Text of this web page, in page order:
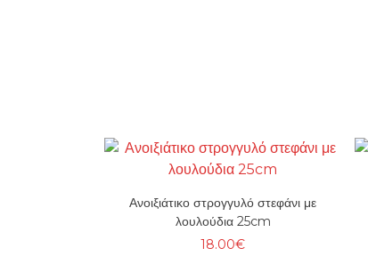
Ανοιξιάτικο στρογγυλό στεφάνι με
λουλούδια 25cm
18.00€